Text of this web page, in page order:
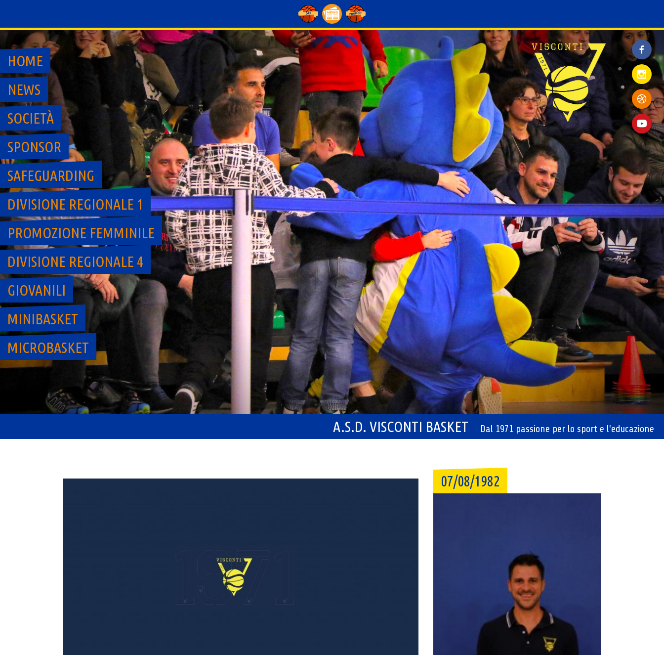
content
A.S.D. VISCONTI BASKET Dal 1971 passione per lo sport e l'educazione
HOME
NEWS
SOCIETÀ
SPONSOR
SAFEGUARDING
DIVISIONE REGIONALE 1
PROMOZIONE FEMMINILE
DIVISIONE REGIONALE 4
GIOVANILI
MINIBASKET
MICROBASKET
07/08/1982